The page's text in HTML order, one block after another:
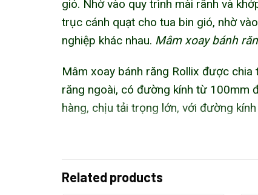
gió. Nhờ vào quy trình mài rãnh và
trục cánh quạt cho tua bin gió, nhờ
nghiệp khác nhau. Mâm xoay bánh
Mâm xoay bánh răng Rollix được
răng ngoài, có đường kính từ 100mm
hàng, chịu tải trọng lớn, với đường
Related products